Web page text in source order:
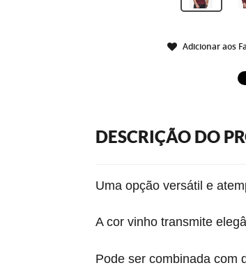
Adicionar aos
DESCRIÇÃO DO
Uma opção versátil e
A cor vinho transmite
Pode ser combinada com